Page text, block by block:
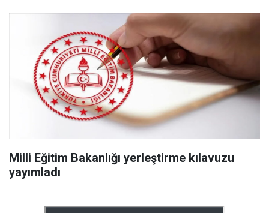
Milli Eğitim Bakanlığı yerleştirme kılavuzu
yayımladı